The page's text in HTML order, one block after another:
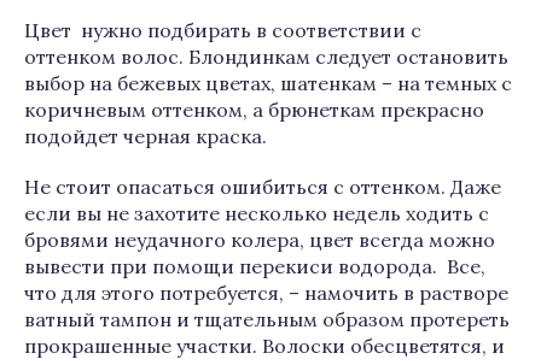
Цвет нужно подбирать в соответствии с
оттенком волос. Блондинкам следует остановить
выбор на бежевых цветах, шатенкам – на темных с
коричневым оттенком, а брюнеткам прекрасно
подойдет черная краска.
Не стоит опасаться ошибиться с оттенком. Даже
если вы не захотите несколько недель ходить с
бровями неудачного колера, цвет всегда можно
вывести при помощи перекиси водорода. Все,
что для этого потребуется, – намочить в растворе
ватный тампон и тщательным образом протереть
прокрашенные участки. Волоски обесцветятся, и